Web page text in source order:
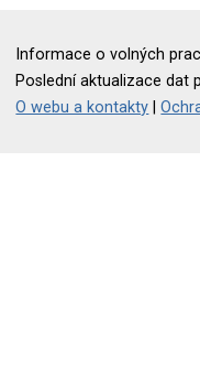
Informace o volných
Poslední aktualizace dat
O webu a kontakty |